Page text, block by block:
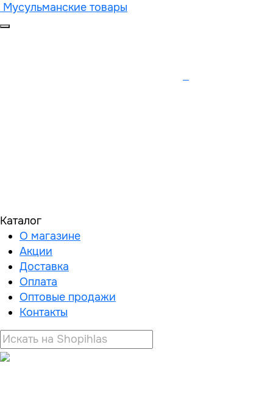
Мусульманские товары
Каталог
О магазине
Акции
Доставка
Оплата
Оптовые продажи
Контакты